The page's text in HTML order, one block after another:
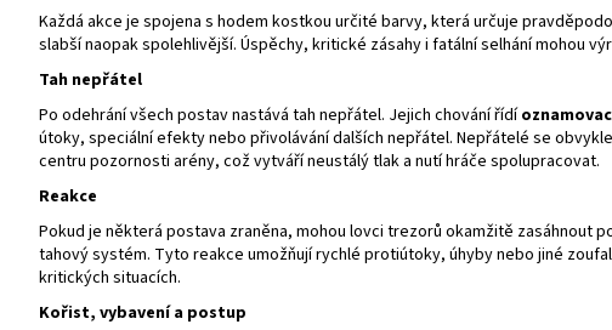
Každá akce je spojena s hodem kostkou určité barvy, která určuje
slabší naopak spolehlivější. Úspěchy, kritické zásahy i fatální selhání mohou
Tah nepřátel
Po odehrání všech postav nastává tah nepřátel. Jejich chování řídí
útoky, speciální efekty nebo přivolávání dalších nepřátel. Nepřátelé se
centru pozornosti arény, což vytváří neustálý tlak a nutí hráče spolupracovat.
Reakce
Pokud je některá postava zraněna, mohou lovci trezorů okamžitě zasáhnout
tahový systém. Tyto reakce umožňují rychlé protiútoky, úhyby nebo jiné
kritických situacích.
Kořist, vybavení a postup